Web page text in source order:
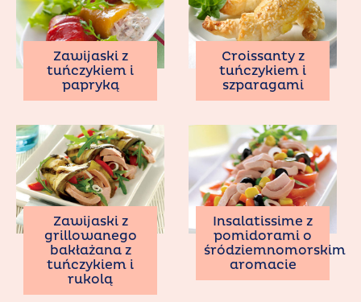
Zawijaski z
tuńczykiem i
papryką
Croissanty z
tuńczykiem i
szparagami
Zawijaski z
grillowanego
bakłażana z
tuńczykiem i
rukolą
Insalatissime z
pomidorami o
śródziemnomorskim
aromacie